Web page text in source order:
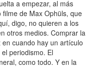
a empezar, al más
de Max Ophüls, que
digo, no quieren a los
otros medios. Comprar la
cuando hay un artículo
periodismo. El
como todo. Y en la